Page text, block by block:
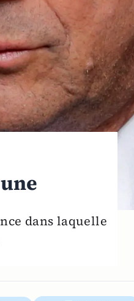
dans laquelle